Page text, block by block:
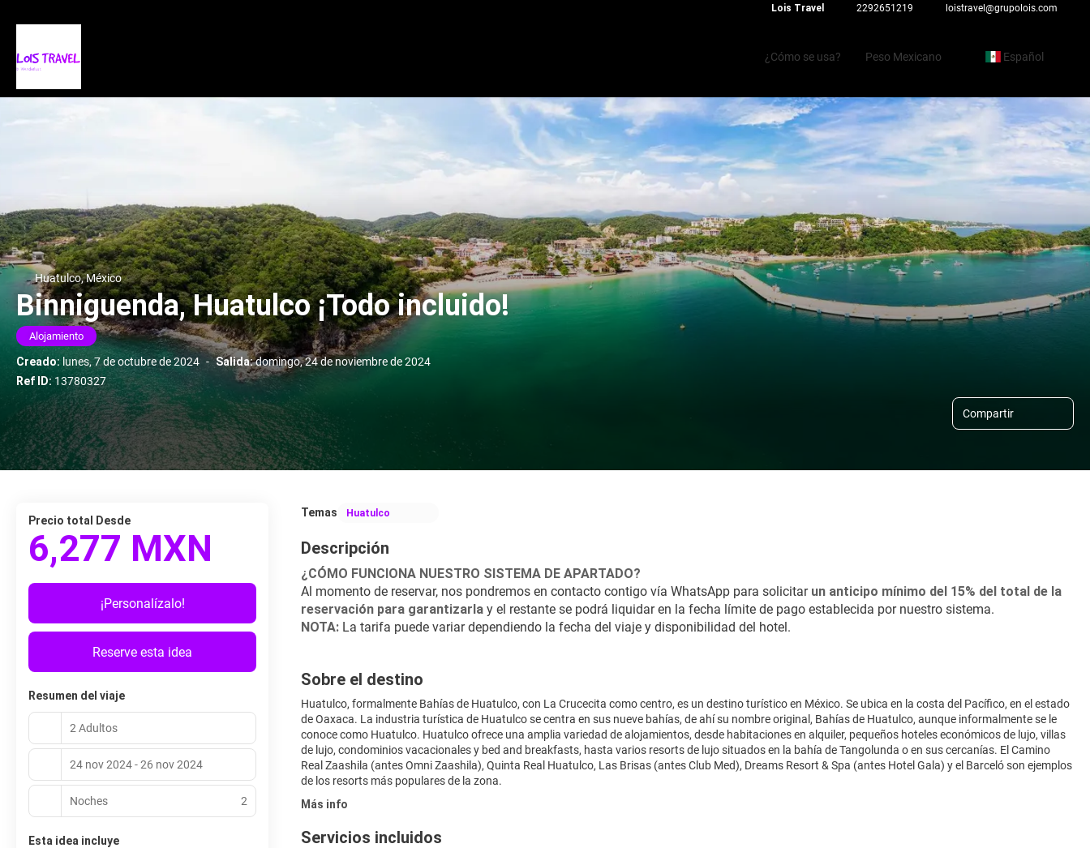
Lois Travel 2292651219 loistravel@grupolois.com
¿Cómo se usa? Peso Mexicano Español
Huatulco, México
Binniguenda, Huatulco ¡Todo incluido!
Alojamiento
Creado: lunes, 7 de octubre de 2024 - Salida:domingo, 24 de noviembre de 2024
Ref ID: 13780327
Compartir
Temas Huatulco
Descripción
¿CÓMO FUNCIONA NUESTRO SISTEMA DE APARTADO?
Al momento de reservar, nos pondremos en contacto contigo vía WhatsApp para solicitar un anticipo mínimo del 15% del total de la
reservación para garantizarla y el restante se podrá liquidar en la fecha límite de pago establecida por nuestro sistema.
NOTA: La tarifa puede variar dependiendo la fecha del viaje y disponibilidad del hotel.
Sobre el destino
Huatulco, formalmente Bahías de Huatulco, con La Crucecita como centro, es un destino turístico en México. Se ubica en la costa del Pacífico, en el estado
de Oaxaca. La industria turística de Huatulco se centra en sus nueve bahías, de ahí su nombre original, Bahías de Huatulco, aunque informalmente se le
conoce como Huatulco. Huatulco ofrece una amplia variedad de alojamientos, desde habitaciones en alquiler, pequeños hoteles económicos de lujo, villas
de lujo, condominios vacacionales y bed and breakfasts, hasta varios resorts de lujo situados en la bahía de Tangolunda o en sus cercanías. El Camino
Real Zaashila (antes Omni Zaashila), Quinta Real Huatulco, Las Brisas (antes Club Med), Dreams Resort & Spa (antes Hotel Gala) y el Barceló son ejemplos
de los resorts más populares de la zona.
Más info
Servicios incluidos
Precio total Desde
6,277 MXN
¡Personalízalo!
Reserve esta idea
Resumen del viaje
2 Adultos
24 nov 2024 - 26 nov 2024
Noches 2
Esta idea incluye